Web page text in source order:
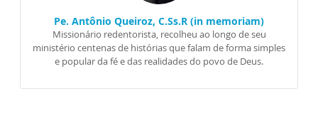
Pe. Antônio Queiroz, C.Ss.R (in memoriam)
Missionário redentorista, recolheu ao longo de seu
ministério centenas de histórias que falam de forma simples
e popular da fé e das realidades do povo de Deus.